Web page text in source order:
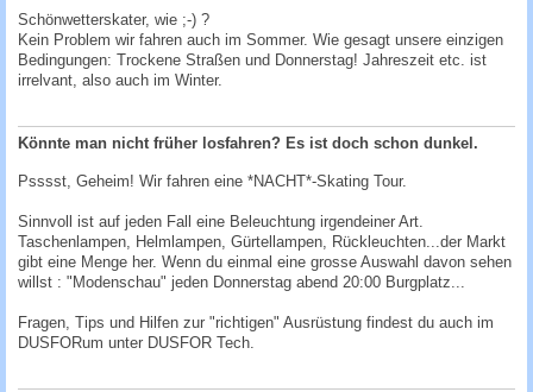
Schönwetterskater, wie ;-) ?
Kein Problem wir fahren auch im Sommer. Wie gesagt unsere einzigen
Bedingungen: Trockene Straßen und Donnerstag! Jahreszeit etc. ist
irrelvant, also auch im Winter.
Könnte man nicht früher losfahren? Es ist doch schon dunkel.
Psssst, Geheim! Wir fahren eine *NACHT*-Skating Tour.
Sinnvoll ist auf jeden Fall eine Beleuchtung irgendeiner Art.
Taschenlampen, Helmlampen, Gürtellampen, Rückleuchten...der Markt
gibt eine Menge her. Wenn du einmal eine grosse Auswahl davon sehen
willst : "Modenschau" jeden Donnerstag abend 20:00 Burgplatz...
Fragen, Tips und Hilfen zur "richtigen" Ausrüstung findest du auch im
DUSFORum unter DUSFOR Tech.